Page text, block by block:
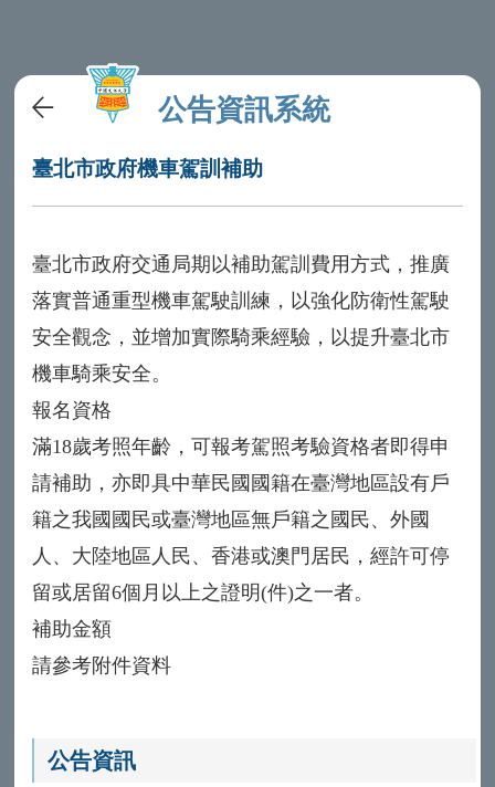
公告資訊系統
臺北市政府機車駕訓補助
臺北市政府交通局期以補助駕訓費用方式，推廣
落實普通重型機車駕駛訓練，以強化防衛性駕駛
安全觀念，並增加實際騎乘經驗，以提升臺北市
機車騎乘安全。
報名資格
滿18歲考照年齡，可報考駕照考驗資格者即得申
請補助，亦即具中華民國國籍在臺灣地區設有戶
籍之我國國民或臺灣地區無戶籍之國民、外國
人、大陸地區人民、香港或澳門居民，經許可停
留或居留6個月以上之證明(件)之一者。
補助金額
請參考附件資料
公告資訊